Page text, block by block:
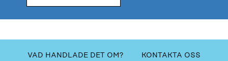
Innehållsförteckning
VAD HANDLADE DET OM? KONTAKTA OSS